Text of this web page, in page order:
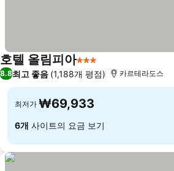
호텔 올림피아3 성급
8.8최고 좋음 (1,188개 평점) 카르테라도스
최저가 ₩69,933
6개 사이트의 요금 보기